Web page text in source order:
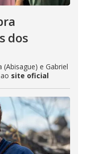
dos
(Abisague) e Gabriel
site oficial